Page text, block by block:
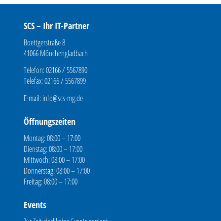
SCS – Ihr IT-Partner
Boettgerstraße 8
41066 Mönchengladbach
Telefon: 02166 / 5567890
Telefax: 02166 / 5567899
E-mail:info@scs-mg.de
Öffnungszeiten
Montag: 08:00 – 17:00
Dienstag: 08:00 – 17:00
Mittwoch: 08:00 – 17:00
Donnerstag: 08:00 – 17:00
Freitag: 08:00 – 17:00
Events